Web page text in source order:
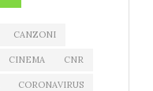
CANZONI
CINEMA CNR
CORONAVIRUS